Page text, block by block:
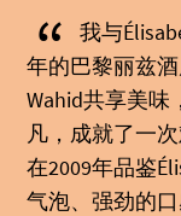
“ 我与
年的巴黎丽兹
Wahid共享美
凡，成就了一次
在2009年品鉴
气泡、强劲的